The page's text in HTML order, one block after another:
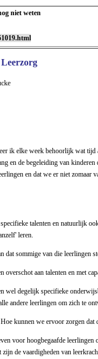
niet weten
ik elke week behoorlijk wat
en de begeleiding van kinderen
en dat we er niet
talenten en natuurlijk
leren.
sommige van die
aan talenten en met
wel degelijk specifieke
andere leerlingen om zich te
kunnen we ervoor zorgen
voor hoogbegaafde
de vaardigheden van